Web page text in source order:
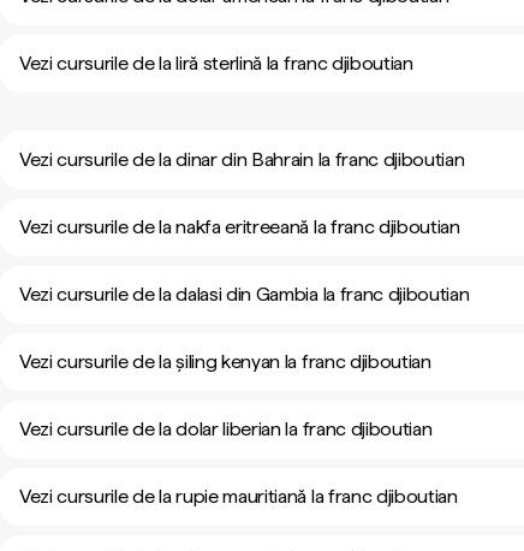
Vezi cursurile de la liră sterlină la franc djiboutian
Vezi cursurile de la dinar din Bahrain la franc djiboutian
Vezi cursurile de la nakfa eritreeană la franc djiboutian
Vezi cursurile de la dalasi din Gambia la franc djiboutian
Vezi cursurile de la șiling kenyan la franc djiboutian
Vezi cursurile de la dolar liberian la franc djiboutian
Vezi cursurile de la rupie mauritiană la franc djiboutian